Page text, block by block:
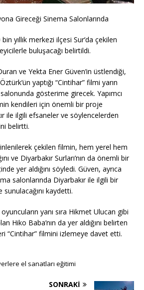
Gireceği Sinema Salonlarında
yıllık merkezi ilçesi Sur’da çekilen
buluşacağı belirtildi.
ve Yekta Ener Güven’in üstlendiği,
yaptığı “Cintihar” filmi yarın
gösterime girecek. Yapımcı
kendileri için önemli bir proje
ile ilgili efsaneler ve söylencelerden
belirtti.
çekilen filmin, hem yerel hem
ve Diyarbakır Surları’nın da önemli bir
yer aldığını söyledi. Güven, ayrıca
salonlarında Diyarbakır ile ilgili bir
sunulacağını kaydetti.
yanı sıra Hikmet Ulucan gibi
Hiko Baba’nın da yer aldığını belirten
“Cintihar” filmini izlemeye davet etti.
el sanatları eğitimi
SONRAKI